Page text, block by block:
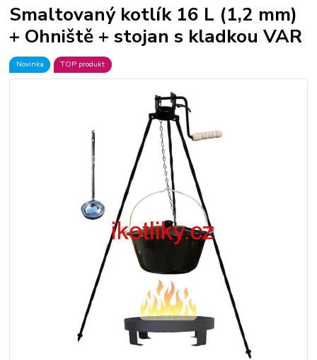
Smaltovaný kotlík 16 L (1,2 mm)
+ Ohniště + stojan s kladkou VAR
Novinka TOP produkt